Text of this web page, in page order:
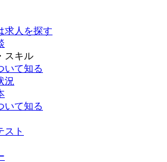
求人を探す
スキル
いて知る
況
いて知る
スト